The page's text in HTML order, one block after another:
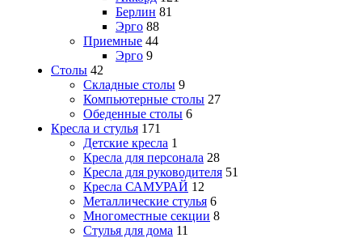
Берлин 81
Эрго 88
Приемные 44
Эрго 9
Столы 42
Складные столы 9
Компьютерные столы 27
Обеденные столы 6
Кресла и стулья 171
Детские кресла 1
Кресла для персонала 28
Кресла для руководителя 51
Кресла САМУРАЙ 12
Металлические стулья 6
Многоместные секции 8
Стулья для дома 11